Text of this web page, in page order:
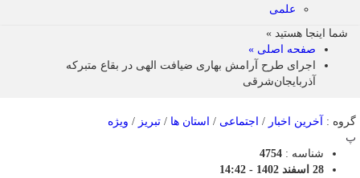
علمی
شما اینجا هستید »
صفحه اصلی »
اجرای طرح آرامش بهاری ضیافت الهی در بقاع متبرکه
آذربایجان‌شرقی
گروه : آخرین اخبار / اجتماعی / استان ها / تبریز / ویژه
پ
شناسه : 4754
28 اسفند 1402 - 14:42